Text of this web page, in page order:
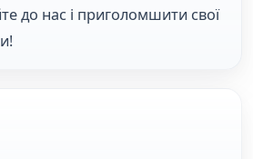
до нас і приголомшити свої